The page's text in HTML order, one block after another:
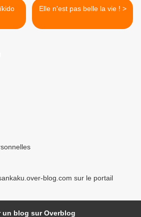
Elle n'est pas belle la vie ! >
blog.com sur le portail
un blog sur Overblog